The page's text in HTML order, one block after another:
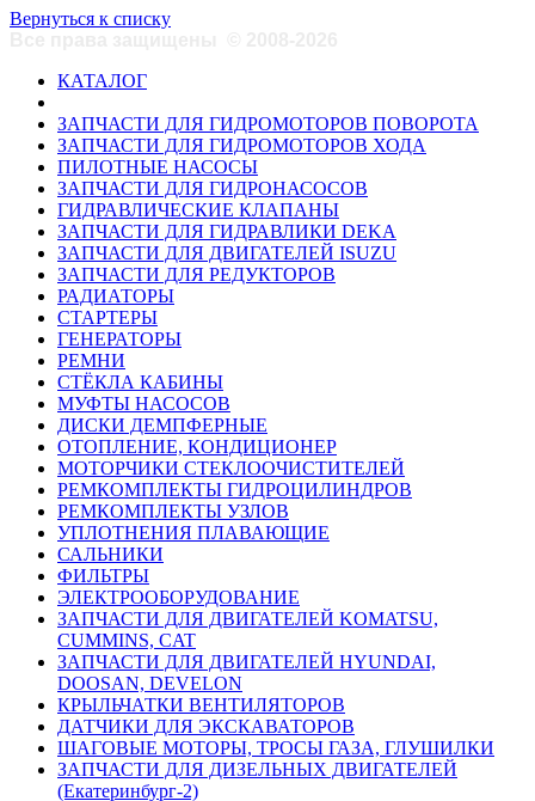
Вернуться к списку
КАТАЛОГ
ЗАПЧАСТИ ДЛЯ ГИДРОМОТОРОВ ПОВОРОТА
ЗАПЧАСТИ ДЛЯ ГИДРОМОТОРОВ ХОДА
ПИЛОТНЫЕ НАСОСЫ
ЗАПЧАСТИ ДЛЯ ГИДРОНАСОСОВ
ГИДРАВЛИЧЕСКИЕ КЛАПАНЫ
ЗАПЧАСТИ ДЛЯ ГИДРАВЛИКИ DEKA
ЗАПЧАСТИ ДЛЯ ДВИГАТЕЛЕЙ ISUZU
ЗАПЧАСТИ ДЛЯ РЕДУКТОРОВ
РАДИАТОРЫ
СТАРТЕРЫ
ГЕНЕРАТОРЫ
РЕМНИ
СТЁКЛА КАБИНЫ
МУФТЫ НАСОСОВ
ДИСКИ ДЕМПФЕРНЫЕ
ОТОПЛЕНИЕ, КОНДИЦИОНЕР
МОТОРЧИКИ СТЕКЛООЧИСТИТЕЛЕЙ
РЕМКОМПЛЕКТЫ ГИДРОЦИЛИНДРОВ
РЕМКОМПЛЕКТЫ УЗЛОВ
УПЛОТНЕНИЯ ПЛАВАЮЩИЕ
САЛЬНИКИ
ФИЛЬТРЫ
ЭЛЕКТРООБОРУДОВАНИЕ
ЗАПЧАСТИ ДЛЯ ДВИГАТЕЛЕЙ KOMATSU,
CUMMINS, CAT
ЗАПЧАСТИ ДЛЯ ДВИГАТЕЛЕЙ HYUNDAI,
DOOSAN, DEVELON
КРЫЛЬЧАТКИ ВЕНТИЛЯТОРОВ
ДАТЧИКИ ДЛЯ ЭКСКАВАТОРОВ
ШАГОВЫЕ МОТОРЫ, ТРОСЫ ГАЗА, ГЛУШИЛКИ
ЗАПЧАСТИ ДЛЯ ДИЗЕЛЬНЫХ ДВИГАТЕЛЕЙ
(Екатеринбург-2)